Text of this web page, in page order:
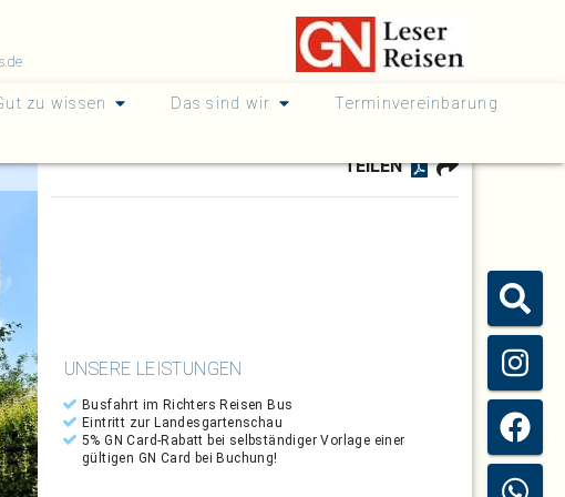
zu wissen Das sind wir Terminvereinbarung
TEILEN
UNSERE LEISTUNGEN
Busfahrt im Richters Reisen Bus
Eintritt zur Landesgartenschau
5% GN Card-Rabatt bei selbständiger Vorlage einer
gültigen GN Card bei Buchung!